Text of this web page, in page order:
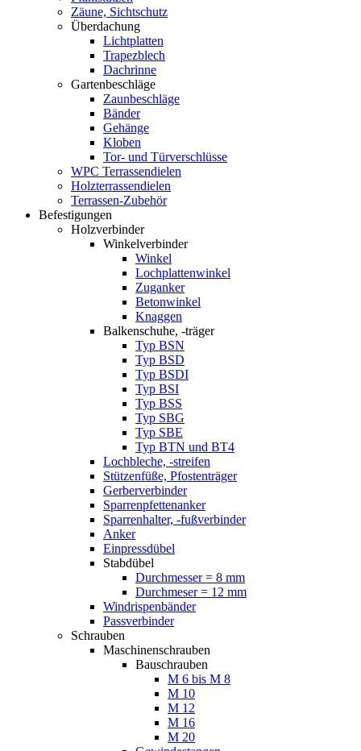
Zäune, Sichtschutz
Überdachung
Lichtplatten
Trapezblech
Dachrinne
Gartenbeschläge
Zaunbeschläge
Bänder
Gehänge
Kloben
Tor- und Türverschlüsse
WPC Terrassendielen
Holzterrassendielen
Terrassen-Zubehör
Befestigungen
Holzverbinder
Winkelverbinder
Winkel
Lochplattenwinkel
Zuganker
Betonwinkel
Knaggen
Balkenschuhe, -träger
Typ BSN
Typ BSD
Typ BSDI
Typ BSI
Typ BSS
Typ SBG
Typ SBE
Typ BTN und BT4
Lochbleche, -streifen
Stützenfüße, Pfostenträger
Gerberverbinder
Sparrenpfettenanker
Sparrenhalter, -fußverbinder
Anker
Einpressdübel
Stabdübel
Durchmesser = 8 mm
Durchmeser = 12 mm
Windrispenbänder
Passverbinder
Schrauben
Maschinenschrauben
Bauschrauben
M 6 bis M 8
M 10
M 12
M 16
M 20